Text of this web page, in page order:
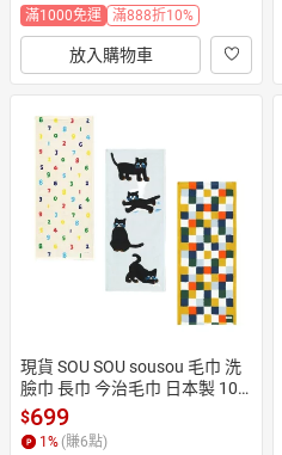
滿1000免運 滿888折10%
放入購物車
現貨 SOU SOU sousou 毛巾 洗
臉巾 長巾 今治毛巾 日本製 10
0％棉 正面紗布 背面抓絨 日本
直送
$699
1% (賺6點)